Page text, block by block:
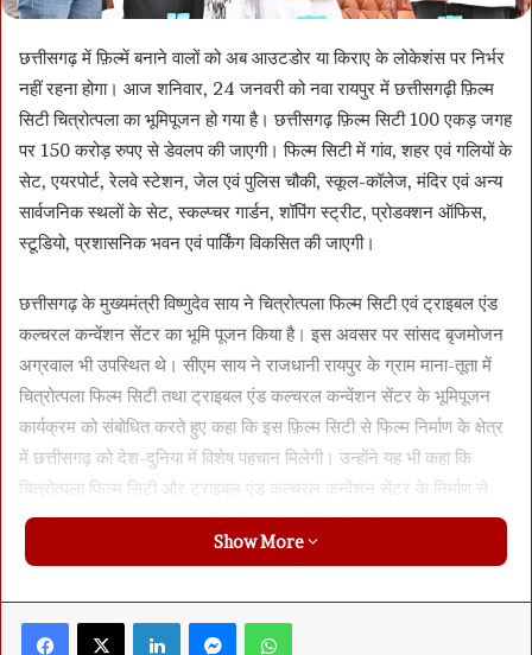
छत्तीसगढ़ में फ़िल्में बनाने वालों को अब आउटडोर या किराए के लोकेशंस पर निर्भर
नहीं रहना होगा। आज शनिवार, 24 जनवरी को नवा रायपुर में छत्तीसगढ़ी फ़िल्म
सिटी चित्रोत्पला का भूमिपूजन हो गया है। छत्तीसगढ़ फ़िल्म सिटी 100 एकड़ जगह
पर 150 करोड़ रुपए से डेवलप की जाएगी। फिल्म सिटी में गांव, शहर एवं गलियों के
सेट, एयरपोर्ट, रेलवे स्टेशन, जेल एवं पुलिस चौकी, स्कूल-कॉलेज, मंदिर एवं अन्य
सार्वजनिक स्थलों के सेट, स्कल्प्चर गार्डन, शॉपिंग स्ट्रीट, प्रोडक्शन ऑफिस,
स्टूडियो, प्रशासनिक भवन एवं पार्किंग विकसित की जाएगी।
छत्तीसगढ़ के मुख्यमंत्री विष्णुदेव साय ने चित्रोत्पला फिल्म सिटी एवं ट्राइबल एंड
कल्चरल कन्वेंशन सेंटर का भूमि पूजन किया है। इस अवसर पर सांसद बृजमोजन
अग्रवाल भी उपस्थित थे। सीएम साय ने राजधानी रायपुर के ग्राम माना-तूता में
चित्रोत्पला फिल्म सिटी तथा ट्राइबल एंड कल्चरल कन्वेंशन सेंटर के भूमिपूजन
कार्यक्रम को संबोधित करते हुए कहा कि इस फ़िल्म सिटी से फिल्म निर्माण के क्षेत्र
में छत्तीसगढ़ को देश-दुनिया में विशेष पहचान मिलेगी। उन्होंने यह भी कहा कि
चित्रोत्पला फिल्म सिटी और ट्राइबल एंड कल्चरल कन्वेंशन सेंटर के निर्माण से
स्थानीय प्रतिभाओं को राष्ट्रीय-अंतरराष्ट्रीय मंच मिलेगा, निवेश के नए अवसर
सृजित होंगे और छत्तीसगढ़ की सांस्कृतिक पहचान वैश्विक स्तर पर और अधिक
ट्राइबल एंड कल्चरल कन्वेंशन सेंटर के भूमिपूजन अवसर पर मुख्यमंत्री ने
Show More
Facebook X LinkedIn